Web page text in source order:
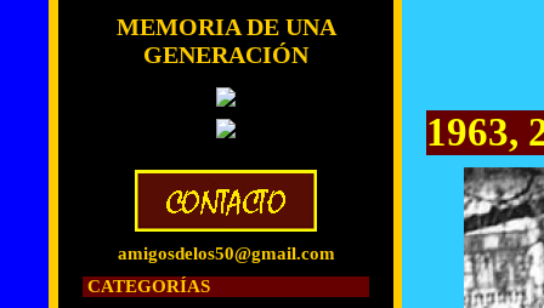
MEMORIA DE UNA
GENERACIÓN
amigosdelos50@gmail.com
CATEGORÍAS
1963,